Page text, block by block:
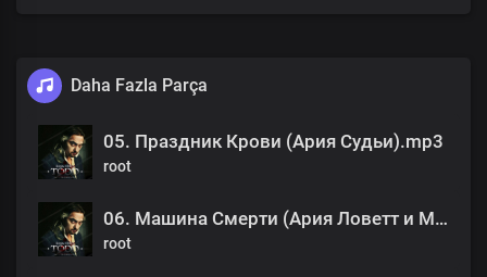
Daha Fazla Parça
05. Праздник Крови (Ария Судьи).mp3
root
06. Машина Смерти (Ария Ловетт и Мясника).mp3
root